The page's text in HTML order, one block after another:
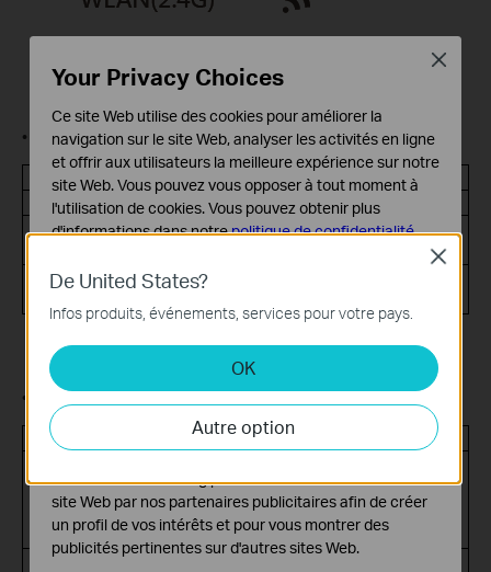
• Couleur unique (VERT)
Statut
Description
Vert allumé
La radio sans fil est activée
Désactivé
La radio sans fil est
Vert clignotant
Voyant WPS :
• Couleur unique (VERT)
pendant 5 minutes lorsqu'une
connexion WPS est établie,
puis s'éteindre
Désactivé
De United States?
Infos produits, événements, services pour votre pays.
OK
Autre option
Close
Your Privacy Choices
Ce site Web utilise des cookies pour améliorer la
navigation sur le site Web, analyser les activités en ligne
et offrir aux utilisateurs la meilleure expérience sur notre
site Web. Vous pouvez vous opposer à tout moment à
l'utilisation de cookies. Vous pouvez obtenir plus
d'informations dans notrepolitique de confidentialité.
Ces cookies sont nécessaires au fonctionnement du
site Web et ne peuvent pas être désactivés dans vos
Cookies d'analyse et marketing
Les cookies d'analyse nous permettent d'analyser vos
activités sur notre site Web pour améliorer et ajuster les
fonctionnalités de notre site Web.
Les cookies marketing peuvent être définis via notre
site Web par nos partenaires publicitaires afin de créer
un profil de vos intérêts et pour vous montrer des
publicités pertinentes sur d'autres sites Web.
Close